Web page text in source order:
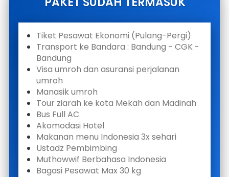
Tiket Pesawat Ekonomi (Pulang-Pergi)
Transport ke Bandara : Bandung - CGK -
Bandung
Visa umroh dan asuransi perjalanan
umroh
Manasik umroh
Tour ziarah ke kota Mekah dan Madinah
Bus Full AC
Akomodasi Hotel
Makanan menu Indonesia 3x sehari
Ustadz Pembimbing
Muthowwif Berbahasa Indonesia
Bagasi Pesawat Max 30 kg